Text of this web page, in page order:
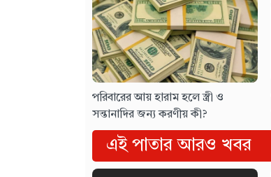
পরিবারের আয় হারাম হলে স্ত্রী ও
সন্তানাদির জন্য করণীয় কী?
এই পাতার আরও খবর